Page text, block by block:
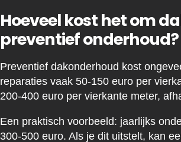
Hoeveel kost het om
preventief onderhoud?
Preventief dakonderhoud kost
reparaties vaak 50-150 euro per
200-400 euro per vierkante meter,
Een praktisch voorbeeld: jaarlijks
300-500 euro. Als je dit uitstelt, kan